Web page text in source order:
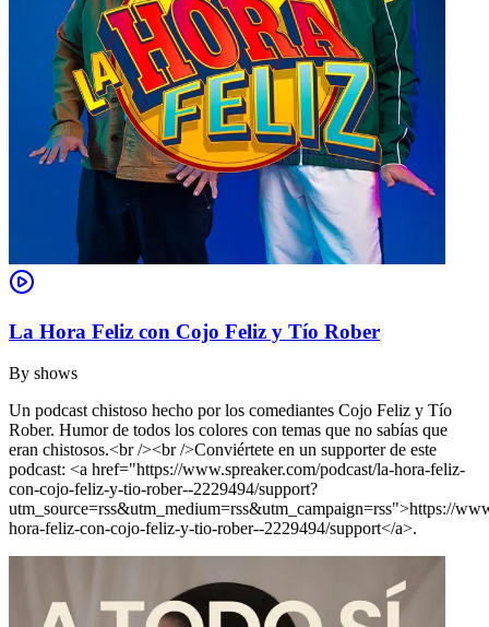
La Hora Feliz con Cojo Feliz y Tío Rober
By shows
Un podcast chistoso hecho por los comediantes Cojo Feliz y Tío
Rober. Humor de todos los colores con temas que no sabías que
eran chistosos.<br /><br />Conviértete en un supporter de este
podcast: <a href="https://www.spreaker.com/podcast/la-hora-feliz-
con-cojo-feliz-y-tio-rober--2229494/support?
utm_source=rss&utm_medium=rss&utm_campaign=rss">https://
hora-feliz-con-cojo-feliz-y-tio-rober--2229494/support</a>.